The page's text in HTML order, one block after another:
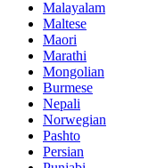
Malayalam
Maltese
Maori
Marathi
Mongolian
Burmese
Nepali
Norwegian
Pashto
Persian